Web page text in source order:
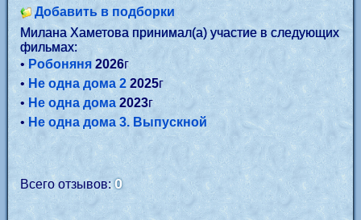
Добавить в подборки
Милана Хаметова принимал(а) участие в следующих
фильмах:
• Робоняня 2026г
• Не одна дома 2 2025г
• Не одна дома 2023г
• Не одна дома 3. Выпускной
Всего отзывов:0